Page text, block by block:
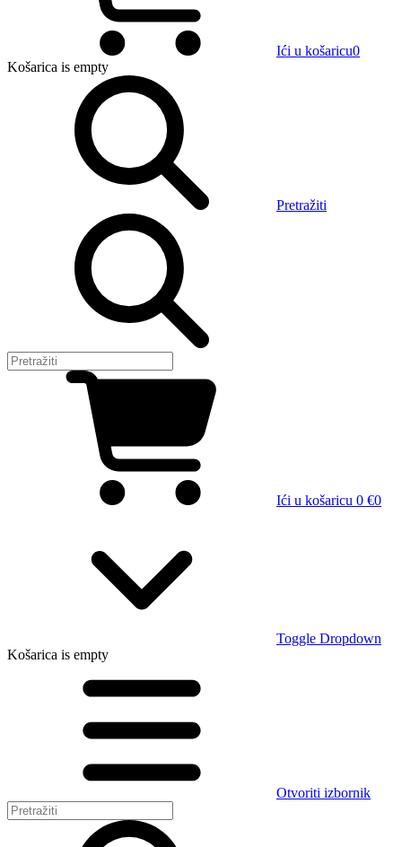
Ići u košaricu0
Košarica is empty
Pretražiti
Ići u košaricu 0 €0
Toggle Dropdown
Košarica is empty
Otvoriti izbornik